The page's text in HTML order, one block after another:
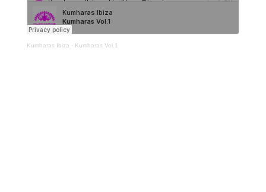
Kumharas Ibiza · Kumharas Vol.1